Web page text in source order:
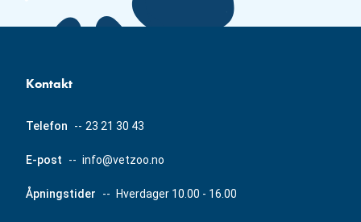
Kontakt
Telefon -- 23 21 30 43
E-post -- info@vetzoo.no
Åpningstider -- Hverdager 10.00 - 16.00